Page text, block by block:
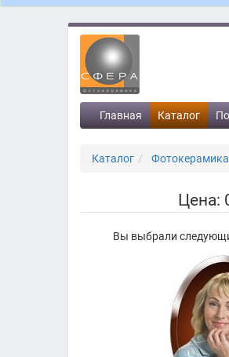
Главная Каталог
Каталог Фотокерамика
Цена:
Вы выбрали